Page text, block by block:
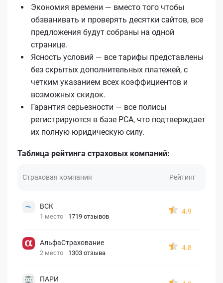
Экономия времени — вместо того чтобы
обзванивать и проверять десятки сайтов, все
предложения будут собраны на одной
странице.
Ясность условий — все тарифы представлены
без скрытых дополнительных платежей, с
четким указанием всех коэффициентов и
возможных скидок.
Гарантия серьезности — все полисы
регистрируются в базе РСА, что подтверждает
их полную юридическую силу.
Таблица рейтинга страховых компаний:
Страховая компания Рейтинг
ВСК
1 место 1719 отзывов
4.9
АльфаСтрахование
2 место 1303 отзыва
4.8
ПАРИ